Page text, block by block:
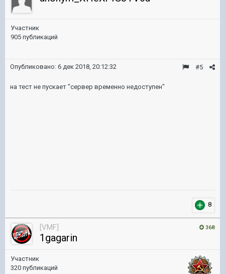
Участник
905 публикаций
#5
Опубликовано: 6 дек 2018, 20:12:32
на тест не пускает "сервер временно недоступен"
8
368
[VMF]
1gagarin
Участник
320 публикаций